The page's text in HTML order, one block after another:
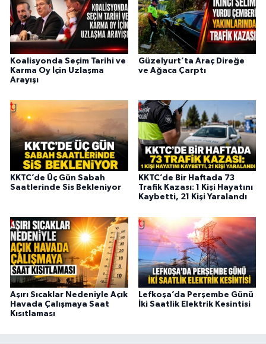
Koalisyonda Seçim Tarihi ve
Karma Oy İçin Uzlaşma
Arayışı
Güzelyurt’ta Araç Direğe
ve Ağaca Çarptı
KKTC’de Üç Gün Sabah
Saatlerinde Sis Bekleniyor
KKTC’de Bir Haftada 73
Trafik Kazası: 1 Kişi Hayatını
Kaybetti, 21 Kişi Yaralandı
Aşırı Sıcaklar Nedeniyle Açık
Havada Çalışmaya Saat
Kısıtlaması
Lefkoşa’da Perşembe Günü
İki Saatlik Elektrik Kesintisi